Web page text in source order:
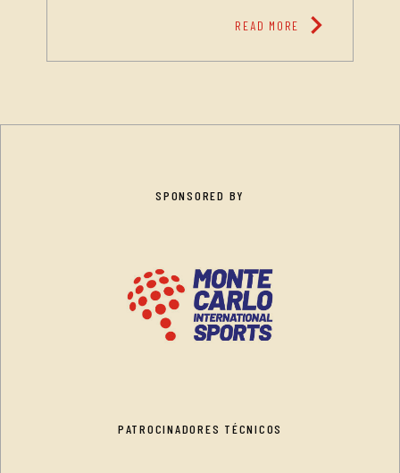
READ MORE chevron_right
SPONSORED BY
PATROCINADORES TÉCNICOS